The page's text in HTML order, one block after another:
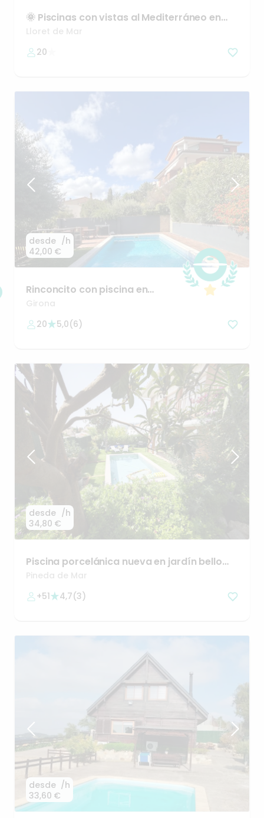
🌞 Piscinas convistas al Mediterráneo en
Lloret de Mar
Lloret de Mar
20
desde
42,00 €
/h
Rinconcito con piscina en
Girona
Girona
20
5,0(6)
desde
34,80 €
/h
Piscina porcelánica nuevaen jardín bello
con barbacoa
Pineda de Mar
+51
4,7(3)
desde
33,60 €
/h